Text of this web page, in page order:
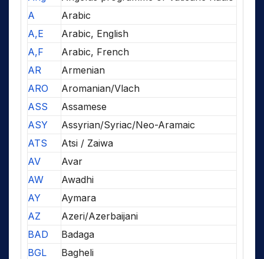
A
Arabic
A,E
Arabic, English
A,F
Arabic, French
AR
Armenian
ARO
Aromanian/Vlach
ASS
Assamese
ASY
Assyrian/Syriac/Neo-Aramaic
ATS
Atsi / Zaiwa
AV
Avar
AW
Awadhi
AY
Aymara
AZ
Azeri/Azerbaijani
BAD
Badaga
BGL
Bagheli